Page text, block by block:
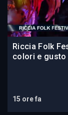
Riccia Folk
colori e gusto
15 ore fa